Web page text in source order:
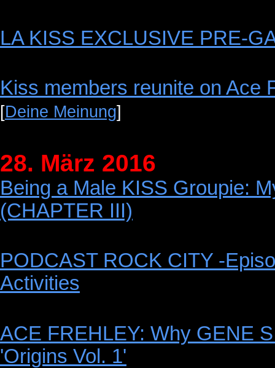
LA KISS EXCLUSIVE PRE-
Kiss members reunite on Ace
[Deine Meinung]
28. März 2016
Being a Male KISS Groupie:
(CHAPTER III)
PODCAST ROCK CITY -
Activities
ACE FREHLEY: Why GENE
'Origins Vol. 1'